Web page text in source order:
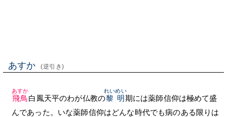
あすか (逆引き)
飛鳥
あすか
白鳳天平のわが仏教の黎明
れいめい
期には薬師信仰は極めて盛
んであった。いな薬師信仰はどんな時代でも病のある限りは